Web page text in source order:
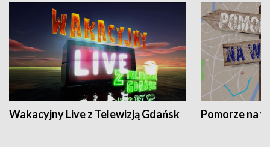
Wakacyjny Live z Telewizją Gdańsk Pomorze na